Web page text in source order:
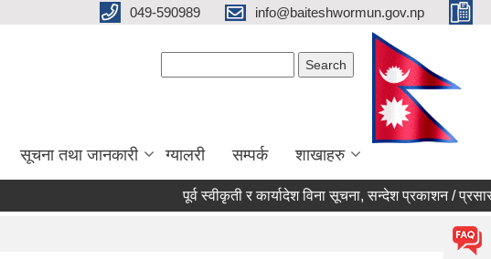
049-590989 info@baiteshwormun.gov.np
सूचना तथा जानकारी ग्यालरी सम्पर्क शाखाहरु
पूर्व स्वीकृती र कार्यादेश विना सूचना, सन्देश प्रकाशन / प्रसारण